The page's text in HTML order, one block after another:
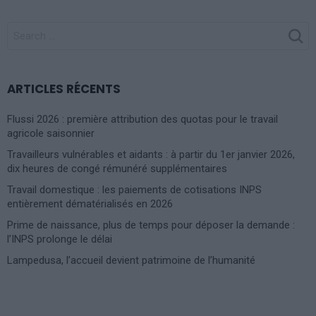
ARTICLES RÉCENTS
Flussi 2026 : première attribution des quotas pour le travail
agricole saisonnier
Travailleurs vulnérables et aidants : à partir du 1er janvier 2026,
dix heures de congé rémunéré supplémentaires
Travail domestique : les paiements de cotisations INPS
entièrement dématérialisés en 2026
Prime de naissance, plus de temps pour déposer la demande :
l’INPS prolonge le délai
Lampedusa, l’accueil devient patrimoine de l’humanité